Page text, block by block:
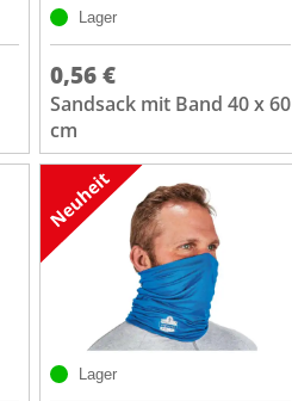
Lager
0,56 €
Sandsack mit Band 40 x 60
cm
Lager